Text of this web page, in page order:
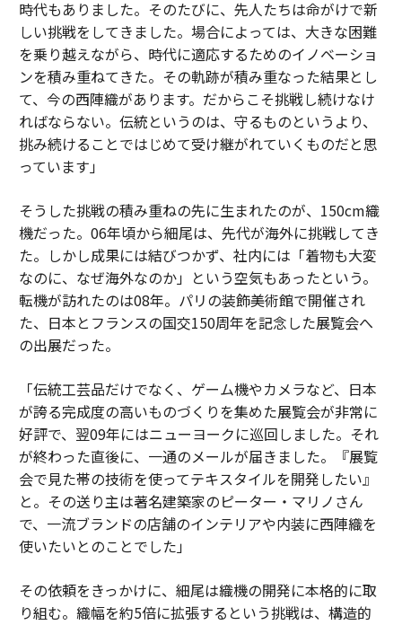
時代もありました。そのたびに、先人たちは命がけで新
しい挑戦をしてきました。場合によっては、大きな困難
を乗り越えながら、時代に適応するためのイノベーショ
ンを積み重ねてきた。その軌跡が積み重なった結果とし
て、今の西陣織があります。だからこそ挑戦し続けなけ
ればならない。伝統というのは、守るものというより、
挑み続けることではじめて受け継がれていくものだと思
っています」
そうした挑戦の積み重ねの先に生まれたのが、150cm織
機だった。06年頃から細尾は、先代が海外に挑戦してき
た。しかし成果には結びつかず、社内には「着物も大変
なのに、なぜ海外なのか」という空気もあったという。
転機が訪れたのは08年。パリの装飾美術館で開催され
た、日本とフランスの国交150周年を記念した展覧会へ
の出展だった。
「伝統工芸品だけでなく、ゲーム機やカメラなど、日本
が誇る完成度の高いものづくりを集めた展覧会が非常に
好評で、翌09年にはニューヨークに巡回しました。それ
が終わった直後に、一通のメールが届きました。『展覧
会で見た帯の技術を使ってテキスタイルを開発したい』
と。その送り主は著名建築家のピーター・マリノさん
で、一流ブランドの店舗のインテリアや内装に西陣織を
使いたいとのことでした」
その依頼をきっかけに、細尾は織機の開発に本格的に取
り組む。織幅を約5倍に拡張するという挑戦は、構造的